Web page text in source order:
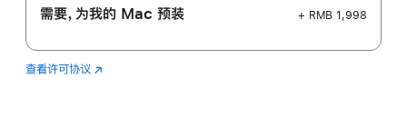
需要，为我的 Mac 预装 + RMB 1,998
查看许可协议 Final
(在